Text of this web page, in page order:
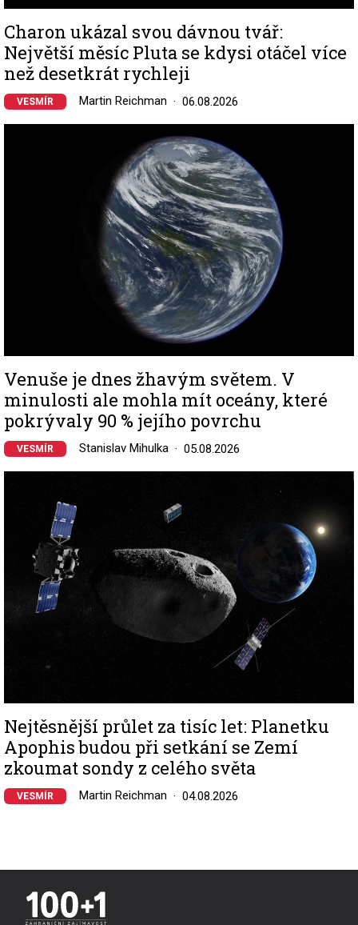
Charon ukázal svou dávnou tvář:
Největší měsíc Pluta se kdysi otáčel více
než desetkrát rychleji
VESMÍR Martin Reichman 06.08.2026
Venuše je dnes žhavým světem. V
minulosti ale mohla mít oceány, které
pokrývaly 90 % jejího povrchu
VESMÍR Stanislav Mihulka 05.08.2026
Nejtěsnější průlet za tisíc let: Planetku
Apophis budou při setkání se Zemí
zkoumat sondy z celého světa
VESMÍR Martin Reichman 04.08.2026